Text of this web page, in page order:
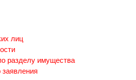
лиц
разделу имущества
заявления